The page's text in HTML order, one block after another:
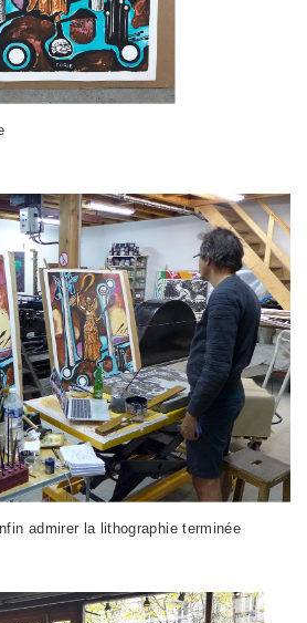
admirer la lithographie terminée